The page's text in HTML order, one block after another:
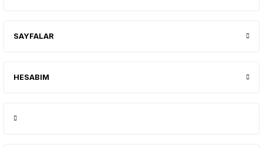
SAYFALAR
HESABIM